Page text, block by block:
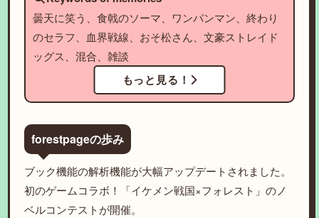
曇天に笑う、食戟のソーマ、ワンパンマン、終わり
のセラフ、血界戦線、おそ松さん、文豪ストレイド
ッグス、混合、雑談
もっと見る！
forestpageの歩み
ブック機能の解析機能が大幅アップデートされました。
初のゲームコラボ！「イケメン戦国×フォレスト」のノ
ベルコンテストが開催。